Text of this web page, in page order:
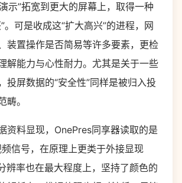
示”拓宽到更大的屏幕上，取得一种
。可是收成这“扩大高兴”的进程，网
装置操作是否简易等许多要素，更检
解能力与心性耐力。尤其是关于一些
投屏数据的“安全性”同样是被归入投
畴。
资料显现，OnePres同享器读取的是
信号，在原理上更类于外接显现
辨率也在最大程度上，坚持了颜色的